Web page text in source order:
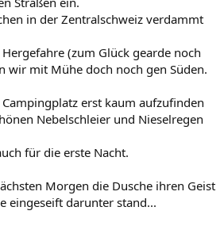
in der Zentralschweiz verdammt
(zum Glück gearde noch
wir mit Mühe doch noch gen Süden.
erst kaum aufzufinden
Nebelschleier und Nieselregen
für die erste Nacht.
Morgen die Dusche ihren Geist
eingeseift darunter stand...